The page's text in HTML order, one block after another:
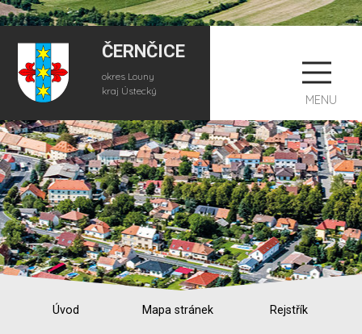
ČERNČICE
okres Louny
kraj Ústecký
MENU
Úvod Mapa stránek Rejstřík